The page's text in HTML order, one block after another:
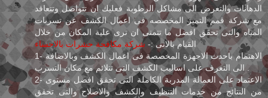
الدهانات والتعرض الى مشاكل الرطوبة فعليك ان تتواصل وتتعاقد
مع شركة قمم التميز المخصصه فى اعمال الكشف عن تسربات
المياه والتى تحقق افضل ما تتمنى ان ترى علية المكان من خلال
القيام بالاتى :- شركة مكافحة حشرات بالاحساء
1- الاهتمام باحدث الاجهزة المخصصة فى اعمال الكشف وبالاضافة
الى التعرف على اساليب الكشف التى تتلائم مع مكان التسرب .
2- الاعتماد على العمالة المدربة الكاملة التى تحقق افضل مستوى
من النتائج من خدمات التنظيف والكشف والاصلاح والتى تحقق